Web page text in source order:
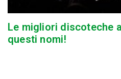
Le migliori discoteche
questi nomi!